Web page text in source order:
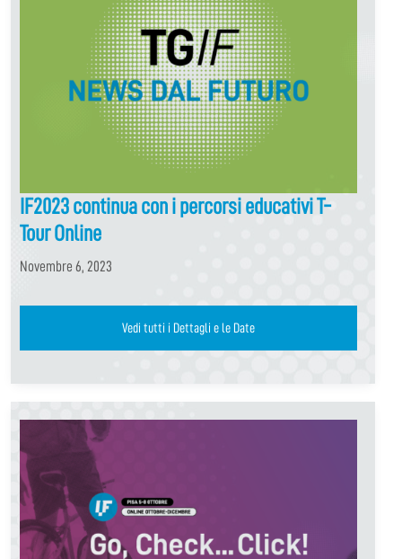
IF2023 continua con i percorsi educativi T-
Tour Online
Novembre 6, 2023
Vedi tutti i Dettagli e le Date